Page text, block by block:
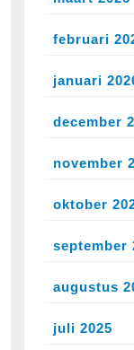
februari
januari
december
november
oktober
september
augustus
juli 2025